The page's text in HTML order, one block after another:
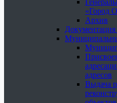
«Город
Архив
адресов
Выдача